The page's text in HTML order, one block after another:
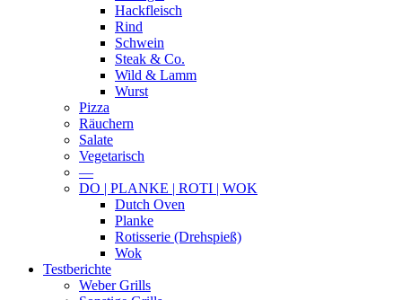
Hackfleisch
Rind
Schwein
Steak & Co.
Wild & Lamm
Wurst
Pizza
Räuchern
Salate
Vegetarisch
—
DO | PLANKE | ROTI | WOK
Dutch Oven
Planke
Rotisserie (Drehspieß)
Wok
Testberichte
Weber Grills